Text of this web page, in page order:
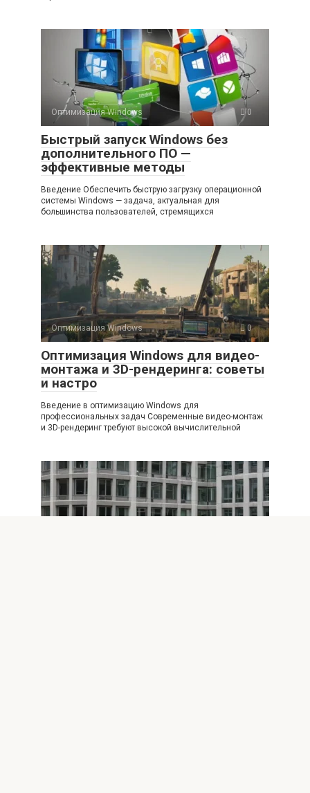
Оптимизация Windows 0
Быстрый запуск Windows без
дополнительного ПО —
эффективные методы
Введение Обеспечить быструю загрузку операционной
системы Windows — задача, актуальная для
большинства пользователей, стремящихся
Оптимизация Windows 0
Оптимизация Windows для видео-
монтажа и 3D-рендеринга: советы
и настро
Введение в оптимизацию Windows для
профессиональных задач Современные видео-монтаж
и 3D-рендеринг требуют высокой вычислительной